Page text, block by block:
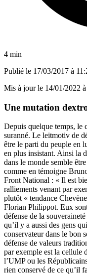
4 min
Publié le 17/03/2017 à
Mis à jour le 14/01/2022
Une mutation
Depuis quelque temps, le
suranné. Le leitmotiv de
être le parti du peuple en
en plus insistant. Ainsi la
dans le monde semble
comme en témoigne
Front National : « Il est
ralliements venant par
plutôt « tendance
Florian Philippot. Eux
défense de la
qu’il y a aussi des gens
conservateur dans le bon
défense de valeurs
par exemple est la cellule
l’UMP ou les
rien conservé de ce qu’il